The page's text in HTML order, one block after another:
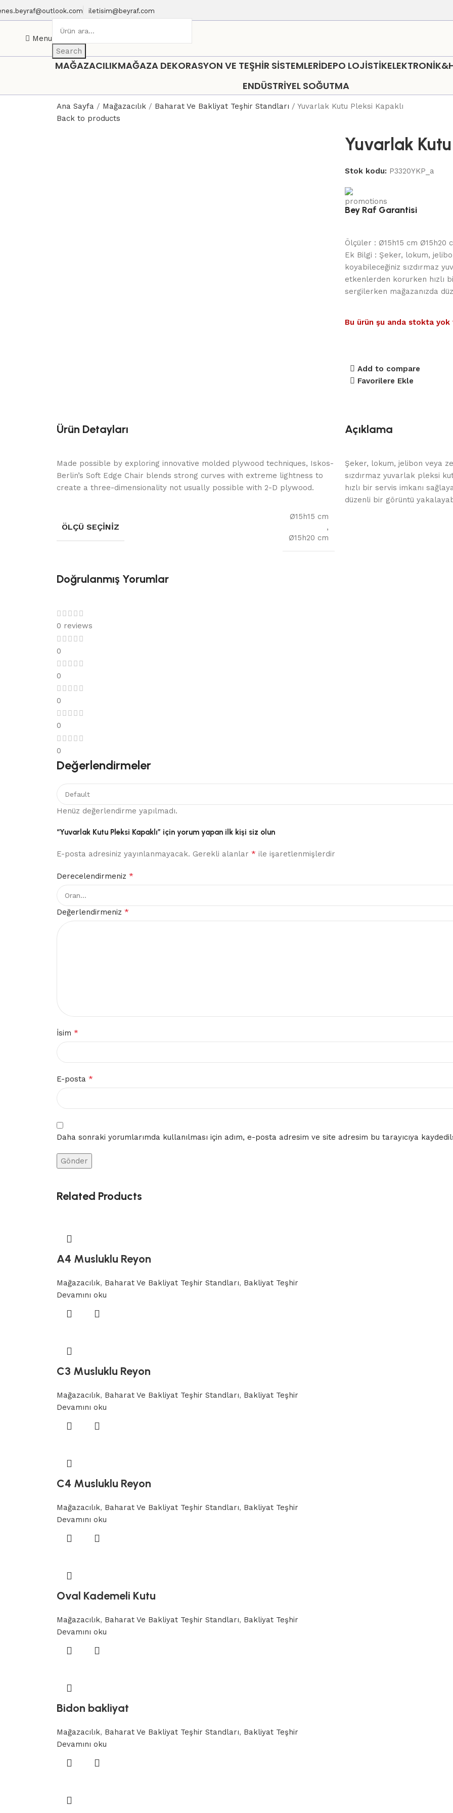
iletisim@beyraf.com
Menu
Search
MAĞAZACILIKMAĞAZA DEKORASYON VE TEŞHİR SİSTEMLERİDEPO LOJİSTİK
ENDÜSTRİYEL SOĞUTMA
Ana Sayfa Mağazacılık Baharat Ve Bakliyat Teşhir Standları
Yuvarlak Kutu Pleksi Kapaklı
Back to products
Yuvarlak
Stok kodu: P3320YKP_a
Bey Raf Garantisi
Ölçüler : Ø15h15 cm Ø15h20
Ek Bilgi : Şeker, lokum,
koyabileceğiniz sızdırmaz
etkenlerden korurken hızlı
sergilerken mağazanızda
Bu ürün şu anda stokta yok
Add to compare
Favorilere Ekle
Ürün Detayları
Made possible by exploring innovative molded plywood techniques, Iskos-
Berlin’s Soft Edge Chair blends strong curves with extreme lightness to
create a three-dimensionality not usually possible with 2-D plywood.
ÖLÇÜ SEÇINIZ
Ø15h15 cm
,
Ø15h20 cm
Açıklama
Şeker, lokum, jelibon veya
sızdırmaz yuvarlak pleksi
hızlı bir servis imkanı
düzenli bir görüntü
Doğrulanmış Yorumlar
0 reviews
0
0
0
0
0
Değerlendirmeler
Henüz değerlendirme yapılmadı.
“Yuvarlak Kutu Pleksi Kapaklı” için yorum yapan ilk kişi siz olun
E-posta adresiniz yayınlanmayacak. Gerekli alanlar * ile işaretlenmişlerdir
Derecelendirmeniz *
Değerlendirmeniz *
İsim *
E-posta *
Daha sonraki yorumlarımda kullanılması için adım, e-posta adresim ve site adresim bu tarayıcıya
Related Products
A4 Musluklu Reyon
Mağazacılık, Baharat Ve Bakliyat Teşhir Standları, Bakliyat Teşhir
Devamını oku
C3 Musluklu Reyon
Mağazacılık, Baharat Ve Bakliyat Teşhir Standları, Bakliyat Teşhir
Devamını oku
C4 Musluklu Reyon
Mağazacılık, Baharat Ve Bakliyat Teşhir Standları, Bakliyat Teşhir
Devamını oku
Oval Kademeli Kutu
Mağazacılık, Baharat Ve Bakliyat Teşhir Standları, Bakliyat Teşhir
Devamını oku
Bidon bakliyat
Mağazacılık, Baharat Ve Bakliyat Teşhir Standları, Bakliyat Teşhir
Devamını oku